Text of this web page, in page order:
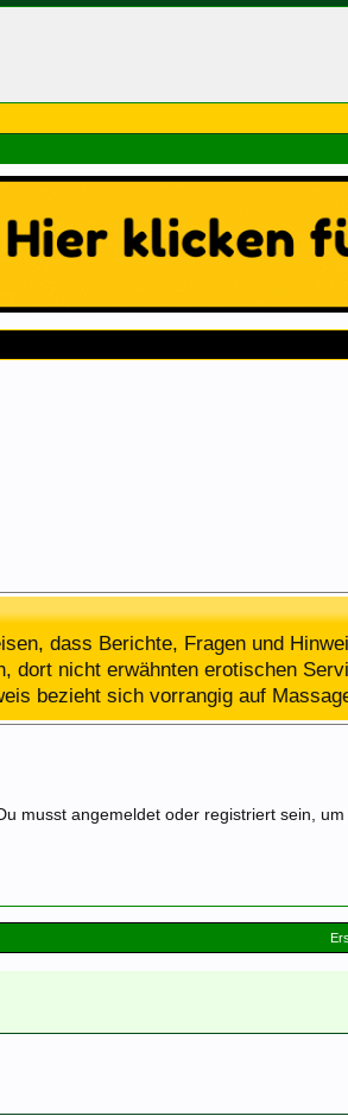
dass Berichte, Fragen und
dort nicht erwähnten erotischen
bezieht sich vorrangig auf
musst angemeldet oder registriert sein,